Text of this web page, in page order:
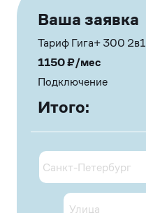
Ваша заявка
Тариф Гига+ 300 2в1
1150₽/мес
Подключение
Итого: